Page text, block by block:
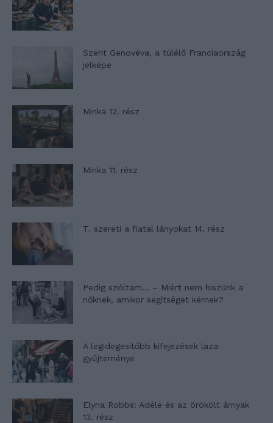
Szent Genovéva, a túlélő Franciaország
jelképe
Minka 12. rész
Minka 11. rész
T. szereti a fiatal lányokat 14. rész
Pedig szóltam… – Miért nem hiszünk a
nőknek, amikor segítséget kérnek?
A legidegesítőbb kifejezések laza
gyűjteménye
Elyna Robbs: Adéle és az örökölt árnyak
13. rész